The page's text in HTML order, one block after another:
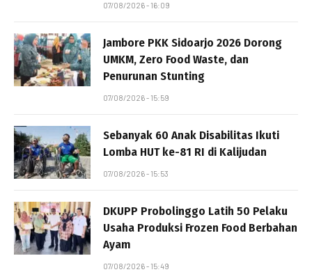
07/08/2026 - 16:09
Jambore PKK Sidoarjo 2026 Dorong
UMKM, Zero Food Waste, dan
Penurunan Stunting
07/08/2026 - 15:59
Sebanyak 60 Anak Disabilitas Ikuti
Lomba HUT ke-81 RI di Kalijudan
07/08/2026 - 15:53
DKUPP Probolinggo Latih 50 Pelaku
Usaha Produksi Frozen Food Berbahan
Ayam
07/08/2026 - 15:49